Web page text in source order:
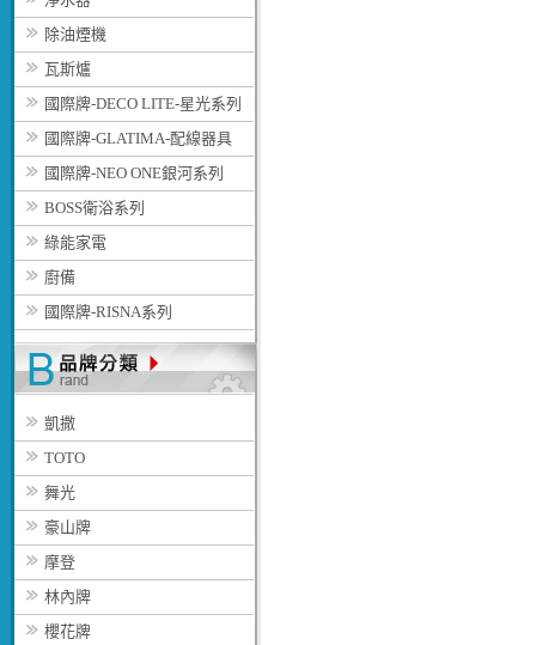
除油煙機
瓦斯爐
國際牌-DECO LITE-星光系列
國際牌-GLATIMA-配線器具
國際牌-NEO ONE銀河系列
BOSS衛浴系列
綠能家電
廚備
國際牌-RISNA系列
凱撒
TOTO
舞光
豪山牌
摩登
林內牌
櫻花牌